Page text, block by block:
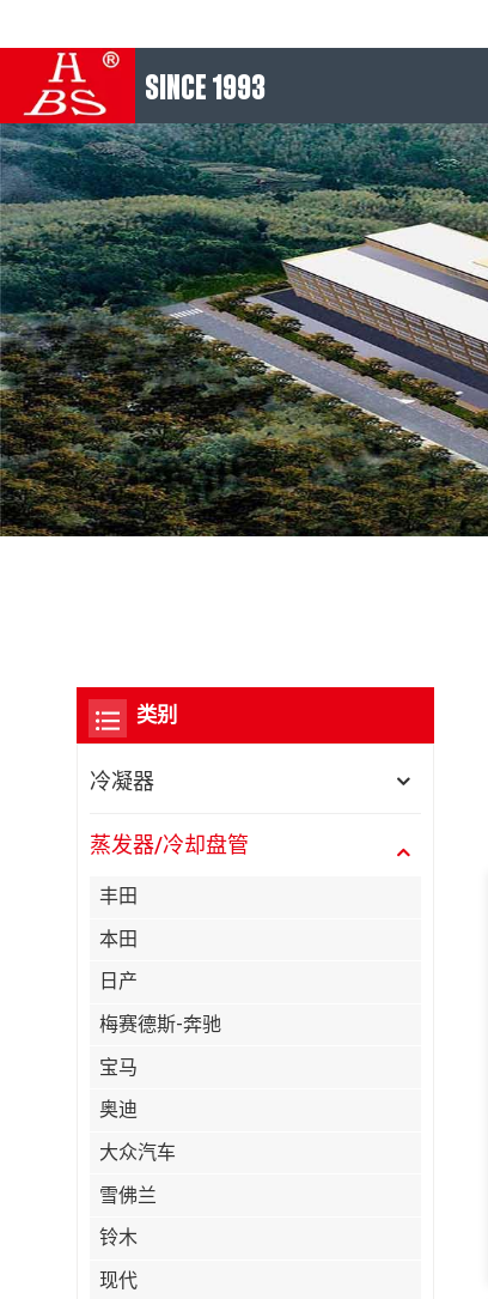
SINCE 1993
类别
冷凝器
蒸发器/冷却盘管
丰田
本田
日产
梅赛德斯-奔驰
宝马
奥迪
大众汽车
雪佛兰
铃木
现代